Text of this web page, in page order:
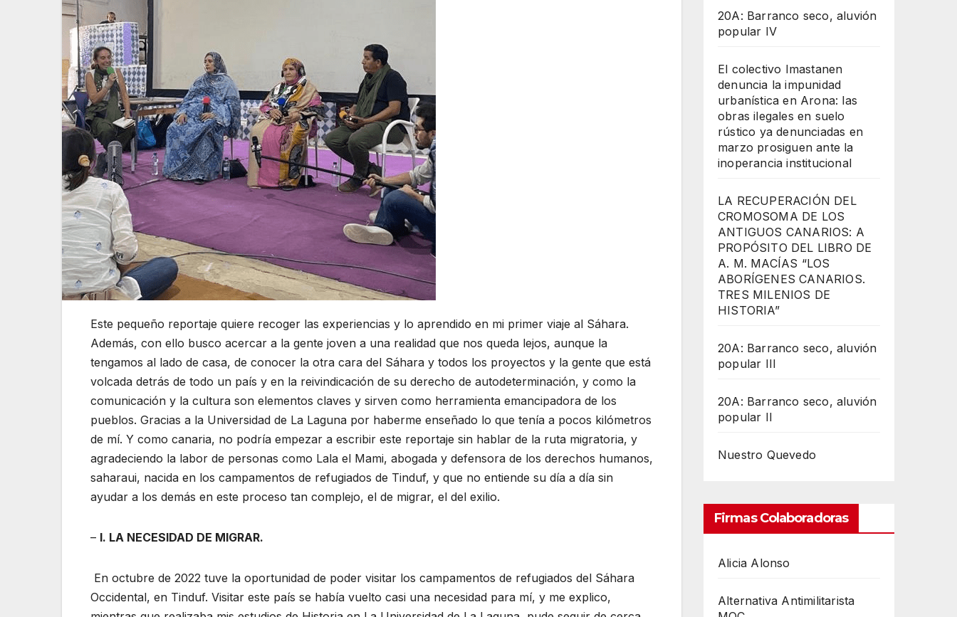
Este pequeño reportaje quiere recoger las experiencias y lo aprendido en mi primer viaje al Sáhara.
Además, con ello busco acercar a la gente joven a una realidad que nos queda lejos, aunque la
tengamos al lado de casa, de conocer la otra cara del Sáhara y todos los proyectos y la gente que está
volcada detrás de todo un país y en la reivindicación de su derecho de autodeterminación, y como la
comunicación y la cultura son elementos claves y sirven como herramienta emancipadora de los
pueblos. Gracias a la Universidad de La Laguna por haberme enseñado lo que tenía a pocos kilómetros
de mí. Y como canaria, no podría empezar a escribir este reportaje sin hablar de la ruta migratoria, y
agradeciendo la labor de personas como Lala el Mami, abogada y defensora de los derechos humanos,
saharaui, nacida en los campamentos de refugiados de Tinduf, y que no entiende su día a día sin
ayudar a los demás en este proceso tan complejo, el de migrar, el del exilio.
– I. LA NECESIDAD DE MIGRAR.
En octubre de 2022 tuve la oportunidad de poder visitar los campamentos de refugiados del Sáhara
Occidental, en Tinduf. Visitar este país se había vuelto casi una necesidad para mí, y me explico,
20A: Barranco seco, aluvión
popular IV
El colectivo Imastanen
denuncia la impunidad
urbanística en Arona: las
obras ilegales en suelo
rústico ya denunciadas en
marzo prosiguen ante la
inoperancia institucional
LA RECUPERACIÓN DEL
CROMOSOMA DE LOS
ANTIGUOS CANARIOS: A
PROPÓSITO DEL LIBRO DE
A. M. MACÍAS “LOS
ABORÍGENES CANARIOS.
TRES MILENIOS DE
HISTORIA”
20A: Barranco seco, aluvión
popular III
20A: Barranco seco, aluvión
popular II
Nuestro Quevedo
Firmas Colaboradoras
Alicia Alonso
Alternativa Antimilitarista